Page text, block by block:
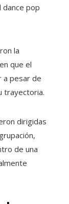
pop
la
que el
a pesar de
trayectoria.
dirigidas
de una